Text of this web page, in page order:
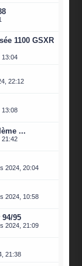
1100 GSXR
13:04
22:12
13:08
...
21:42
2024, 20:04
2024, 10:58
95
2024, 21:09
21:38